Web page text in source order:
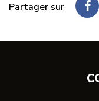
Partager sur